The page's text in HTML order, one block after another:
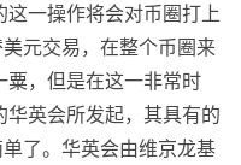
一操作将会对币圈打上
元交易，在整个币圈来
粟，但是在这一非常时
英会所发起，其具有的
了。华英会由维京龙基